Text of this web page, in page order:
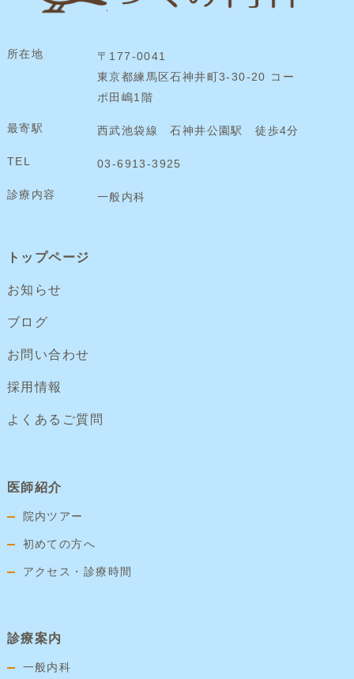
所在地
〒177-0041
東京都練馬区石神井町3-30-20 コー
ポ田嶋1階
最寄駅 西武池袋線 石神井公園駅 徒歩4分
TEL 03-6913-3925
診療内容 一般内科
トップページ
お知らせ
ブログ
お問い合わせ
採用情報
よくあるご質問
医師紹介
院内ツアー
初めての方へ
アクセス・診療時間
診療案内
一般内科